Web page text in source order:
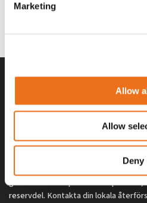
Marketing
Allow
Allow
Deny
Alla priser på tillbehör och tillval gäller
gäller inte vid köp av enskild produkt,
reservdel. Kontakta din lokala